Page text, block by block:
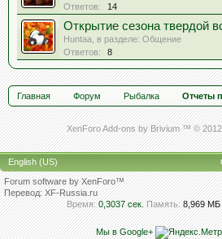
Ответов:
14
Открытие сезона твердой
Huntaa , в разделе: Общение
Ответов:
8
Главная Форум Рыбалка Отчеты
XenForo Add-ons by Brivium ™ ©
English (US)
Forum software by XenForo™
Перевод:XF-Russia.ru
Время: 0,3037 сек. Память: 8,969 МБ
Мы в Google+